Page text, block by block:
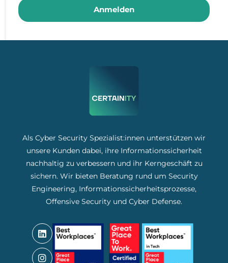
Anmelden
Als Cyber Security Spezialist:innen unterstützen wir
unsere Kunden dabei, ihre Informationssicherheit
nachhaltig zu verbessern und ihr Kerngeschäft zu
sichern. Wir bieten Beratung rund um Security
Engineering, Informationssicherheitsprozesse,
Offensive Security und Cyber Defense.